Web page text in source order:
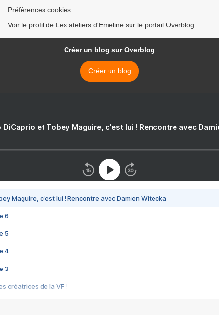
Préférences cookies
Voir le profil de Les ateliers d'Emeline sur le portail Overblog
Créer un blog sur Overblog
Créer un blog
DiCaprio et Tobey Maguire, c'est lui ! Rencontre avec
Maguire, c'est lui ! Rencontre avec Damien Witecka
6
5
4
3
créatrices de la VF !